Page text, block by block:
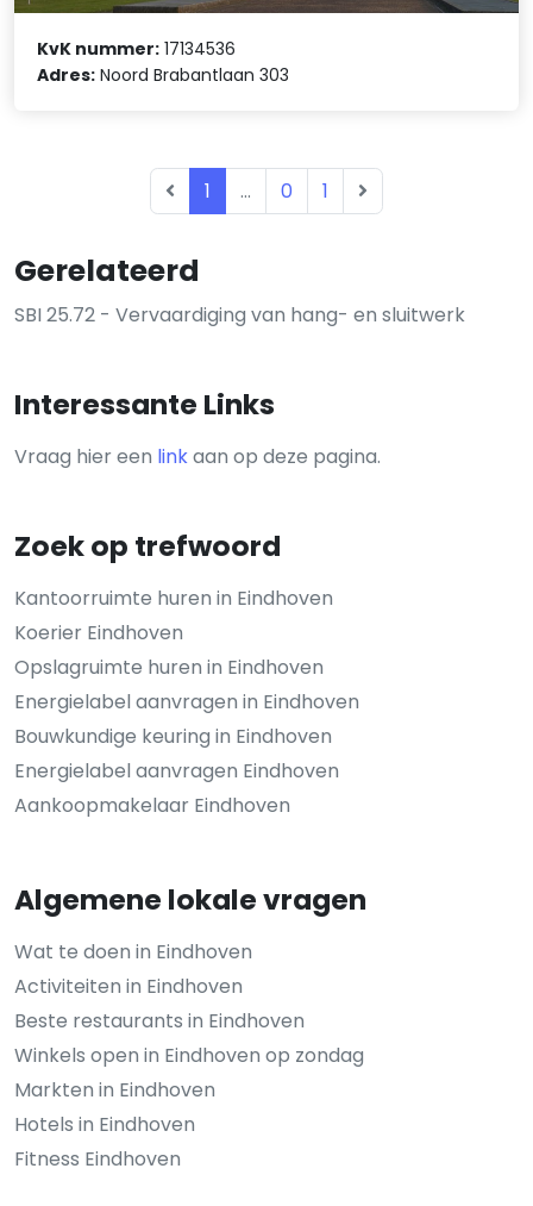
Gerelateerd
SBI 25.72 - Vervaardiging van hang- en sluitwerk
Interessante Links
Vraag hier een linkaan op deze pagina.
Zoek op trefwoord
Kantoorruimte huren in Eindhoven
Koerier Eindhoven
Opslagruimte huren in Eindhoven
Energielabel aanvragen in Eindhoven
Bouwkundige keuring in Eindhoven
Energielabel aanvragen Eindhoven
Aankoopmakelaar Eindhoven
Algemene lokale vragen
Wat te doen in Eindhoven
Activiteiten in Eindhoven
Beste restaurants in Eindhoven
Winkels open in Eindhoven op zondag
Markten in Eindhoven
Hotels in Eindhoven
Fitness Eindhoven
KvK nummer: 17134536
Adres: Noord Brabantlaan 303
1 ... 0 1